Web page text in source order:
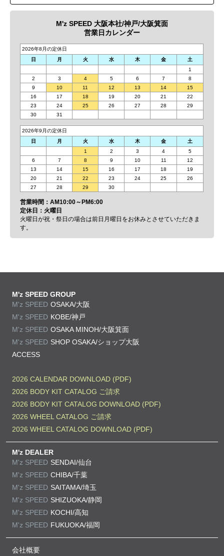
M'z SPEED 大阪本社/神戸/大阪箕面
営業日カレンダー
2026年8月の定休日
日
月 火 水 木 金
土
1
2
3 4 5 6 7
8
9
10 11 12 13 14
15
16
17 18 19 20 21
22
23
24 25 26 27 28
29
30
31
2026年9月の定休日
日
月 火 水 木 金
土
1
2 3 4
5
6
7 8 9 10 11
12
13
14 15 16 17 18
19
20
21 22 23 24 25
26
27
28 29 30
営業時間：AM10:00～PM6:00
定休日：火曜日
火曜日が祝・祭日の場合は前日月曜日をお休みとさせていただきま
す。
M'z SPEED GROUP
M'z SPEED OSAKA/大阪
M'z SPEED KOBE/神戸
M'z SPEED OSAKA MINOH/大阪箕面
M'z SPEED SHOP OSAKA/ショップ大阪
ACCESS
2026 CALENDAR DOWNLOAD (PDF)
2026 BODY KIT CATALOG ご請求
2026 BODY KIT CATALOG DOWNLOAD (PDF)
2026 WHEEL CATALOG ご請求
2026 WHEEL CATALOG DOWNLOAD (PDF)
M'z DEALER
M'z SPEED SENDAI/仙台
M'z SPEED CHIBA/千葉
M'z SPEED SAITAMA/埼玉
M'z SPEED SHIZUOKA/静岡
M'z SPEED KOCHI/高知
M'z SPEED FUKUOKA/福岡
会社概要